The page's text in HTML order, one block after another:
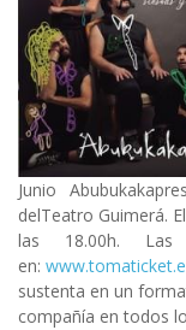
Junio Abubukaka
delTeatro Guimerá.
las 18.00h.
en:
sustenta en un
compañía en todos